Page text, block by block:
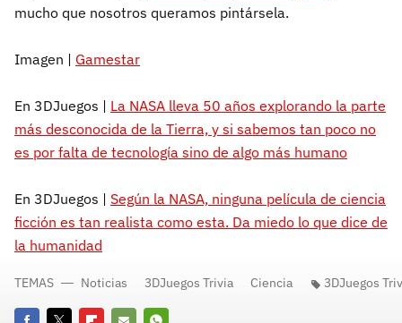
mucho que nosotros queramos pintársela.
Imagen | Gamestar
En 3DJuegos | La NASA lleva 50 años explorando la parte
más desconocida de la Tierra, y si sabemos tan poco no
es por falta de tecnología sino de algo más humano
En 3DJuegos | Según la NASA, ninguna película de ciencia
ficción es tan realista como esta. Da miedo lo que dice de
la humanidad
TEMAS Noticias 3DJuegos Trivia Ciencia 3DJuegos